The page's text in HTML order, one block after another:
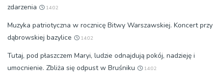
zdarzenia
14:02
Muzyka patriotyczna w rocznicę Bitwy Warszawskiej. Koncert przy
dąbrowskiej bazylice
14:02
Tutaj, pod płaszczem Maryi, ludzie odnajdują pokój, nadzieję i
umocnienie. Zbliża się odpust w Bruśniku
14:02